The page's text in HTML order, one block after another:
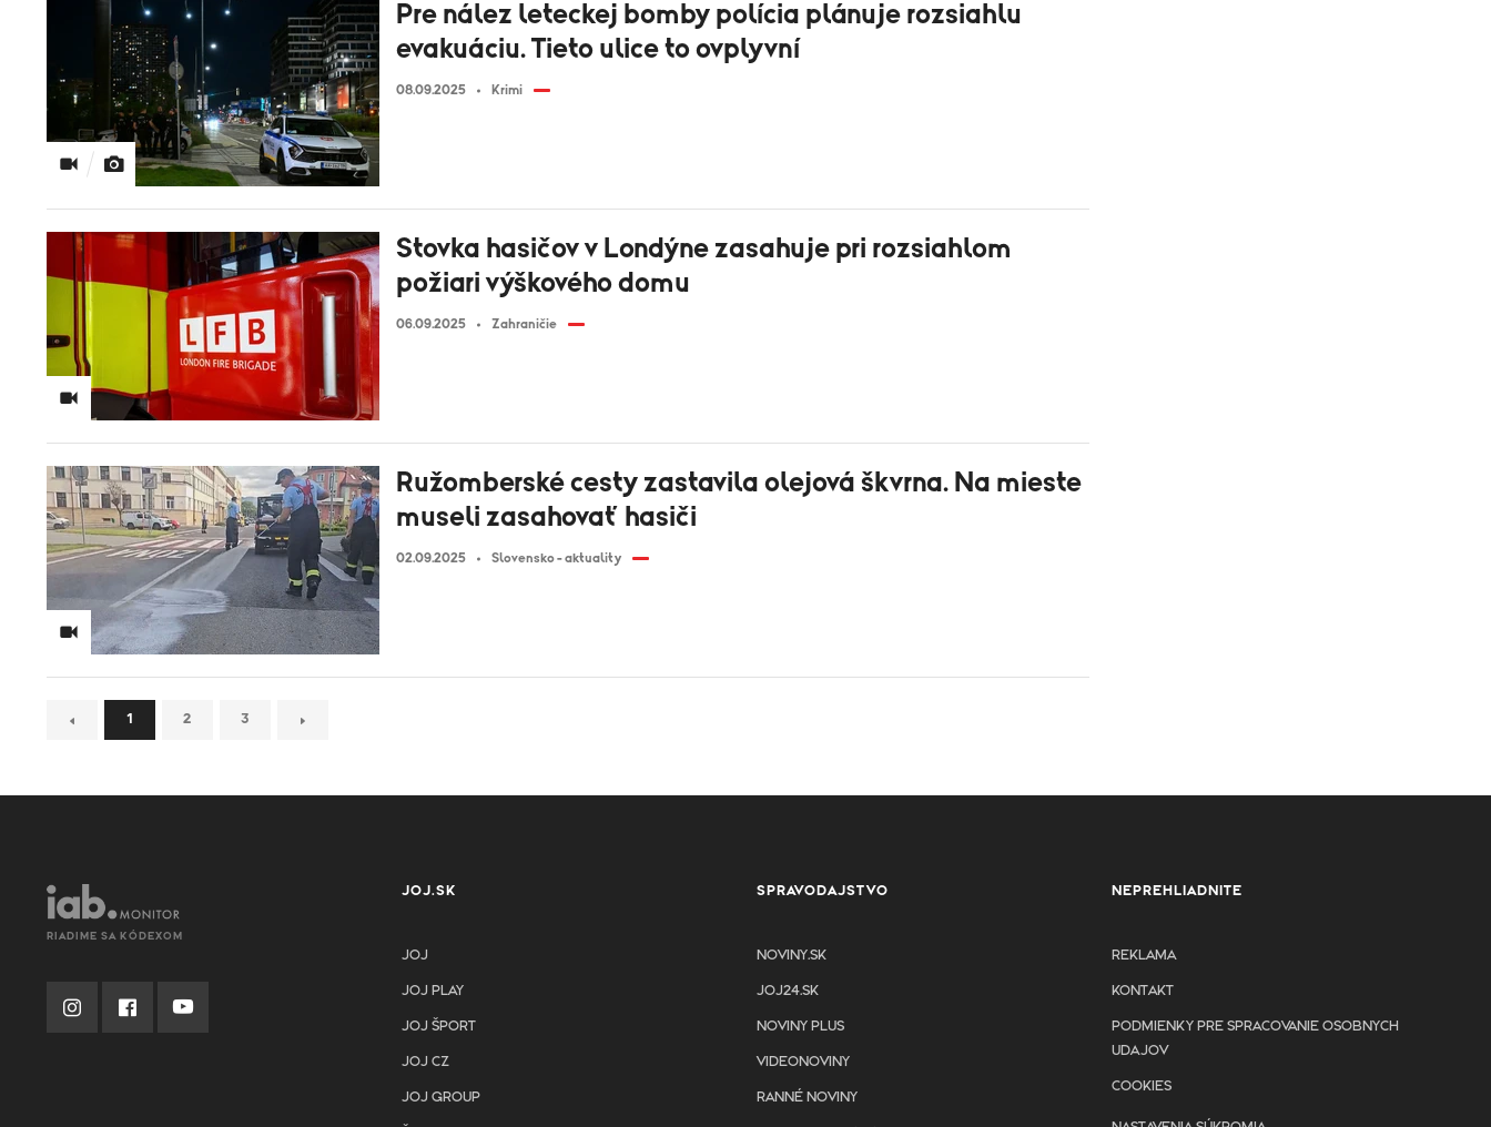
Pre nález leteckej bomby polícia plánuje rozsiahlu
evakuáciu. Tieto ulice to ovplyvní
08.09.2025 Krimi
Stovka hasičov v Londýne zasahuje pri rozsiah­lom
požiari výškového domu
06.09.2025 Zahraničie
Ružomberské cesty zastavila olejová škvrna. Na mieste
museli zasahovať hasiči
02.09.2025 Slovensko - aktuality
1 2 3
RIADIME SA KÓDEXOM
JOJ.SK
JOJ
JOJ PLAY
JOJ ŠPORT
JOJ CZ
JOJ GROUP
SPRAVODAJSTVO
NOVINY.SK
JOJ24.SK
NOVINY PLUS
VIDEONOVINY
RANNÉ NOVINY
NEPREHLIADNITE
REKLAMA
KONTAKT
PODMIENKY PRE SPRACOVANIE OSOBNYCH
UDAJOV
COOKIES